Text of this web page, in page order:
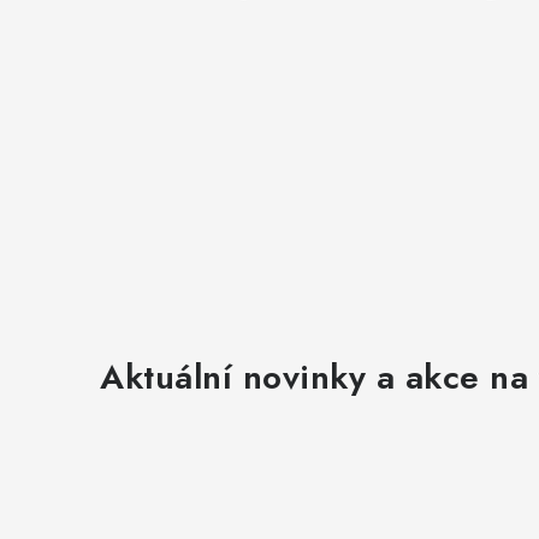
Aktuální novinky a akce na